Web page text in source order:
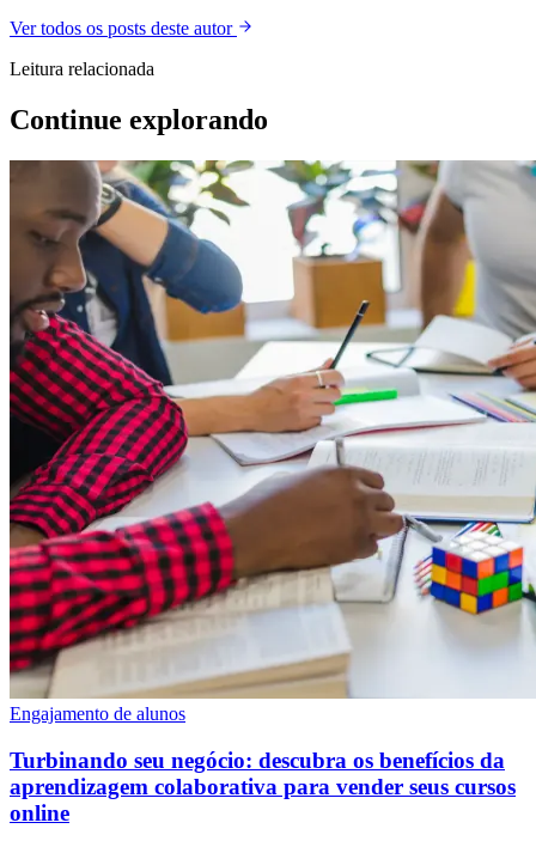
Ver todos os posts deste autor
Leitura relacionada
Continue explorando
Engajamento de alunos
Turbinando seu negócio: descubra os benefícios da
aprendizagem colaborativa para vender seus cursos
online